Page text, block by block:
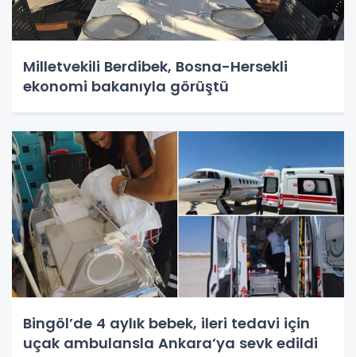
Milletvekili Berdibek, Bosna-Hersekli
ekonomi bakanıyla görüştü
Bingöl’de 4 aylık bebek, ileri tedavi için
uçak ambulansla Ankara’ya sevk edildi